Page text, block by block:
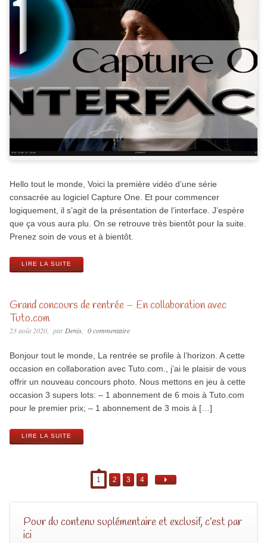
Hello tout le monde, Voici la première vidéo d’une série
consacrée au logiciel Capture One. Et pour commencer
logiquement, il s’agit de la présentation de l’interface. J’espère
que ça vous aura plu. On se retrouve très bientôt pour la suite.
Prenez soin de vous et à bientôt.
LIRE LA SUITE
Grand concours de rentrée – En collaboration avec
Tuto.com
23 août 2020 parDenis 0 commentaire
Bonjour tout le monde, La rentrée se profile à l’horizon. A cette
occasion en collaboration avec Tuto.com., j’ai le plaisir de vous
offrir un nouveau concours photo. Nous mettons en jeu à cette
occasion 3 supers lots: – 1 abonnement de 6 mois à Tuto.com
pour le premier prix; – 1 abonnement de 3 mois à […]
LIRE LA SUITE
1 2 3 4
Pour du contenu suplémentaire et exclusif, c’est par
ici